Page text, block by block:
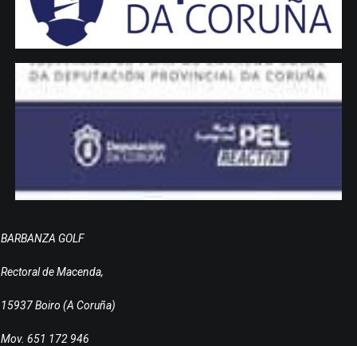
BARBANZA GOLF
Rectoral de Macenda,
15937 Boiro (A Coruña)
Mov. 651 172 946